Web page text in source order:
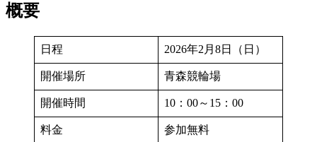
概要
日程 2026年2月8日（日）
開催場所 青森競輪場
開催時間 10：00～15：00
料金 参加無料